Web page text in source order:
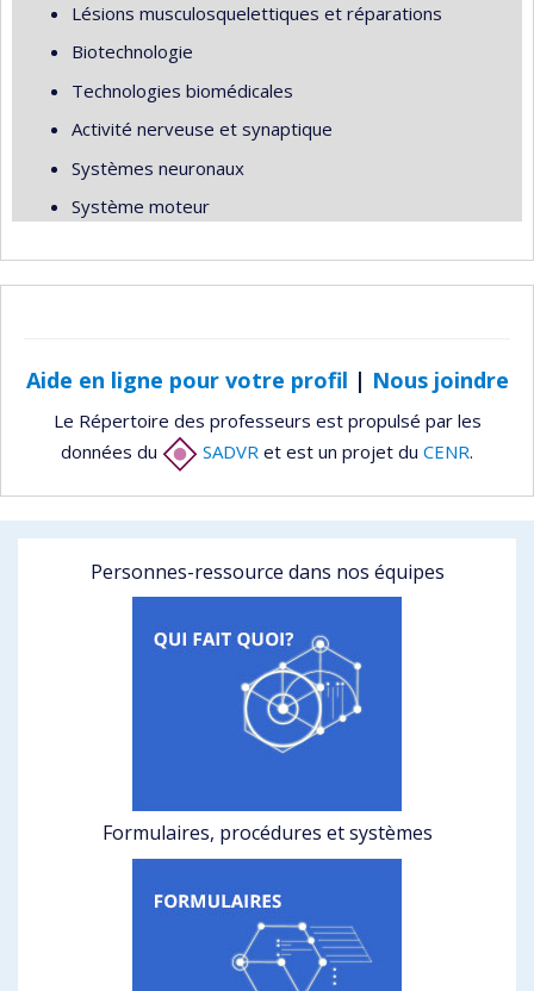
Lésions musculosquelettiques et réparations
Biotechnologie
Technologies biomédicales
Activité nerveuse et synaptique
Systèmes neuronaux
Système moteur
Aide en ligne pour votre profil | Nous joindre
Le Répertoire des professeurs est propulsé par les
données du
SADVR et est un projet du CENR.
Personnes-ressource dans nos équipes
Formulaires, procédures et systèmes